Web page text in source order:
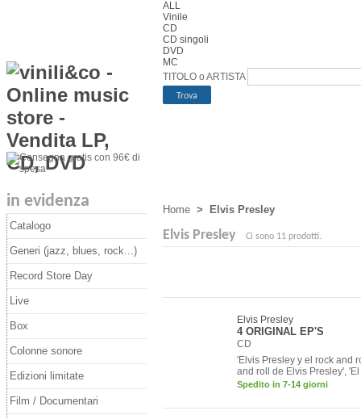
ALL
Vinile
CD
CD singoli
DVD
MC
TITOLO o ARTISTA
in evidenza
Catalogo
Generi (jazz, blues, rock...)
Record Store Day
Live
Box
Colonne sonore
Edizioni limitate
Film / Documentari
Home > Elvis Presley
Elvis Presley Ci sono 11 prodotti.
Elvis Presley
4 ORIGINAL EP'S
CD
'Elvis Presley y el rock and
and roll de Elvis Presley',
Spedito in 7-14 giorni